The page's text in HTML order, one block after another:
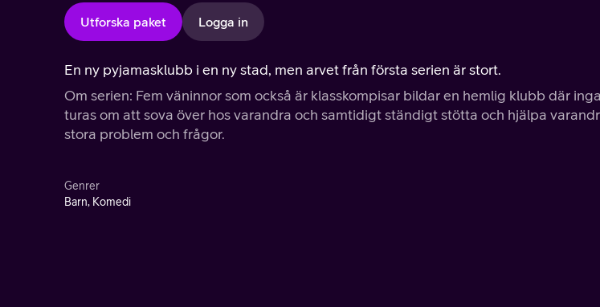
Utforska paket Logga in
En ny pyjamasklubb i en ny stad, men arvet från första serien är stort.
Om serien: Fem väninnor som också är klasskompisar bildar en hemlig klubb där
turas om att sova över hos varandra och samtidigt ständigt stötta och hjälpa
stora problem och frågor.
Genrer
Barn, Komedi